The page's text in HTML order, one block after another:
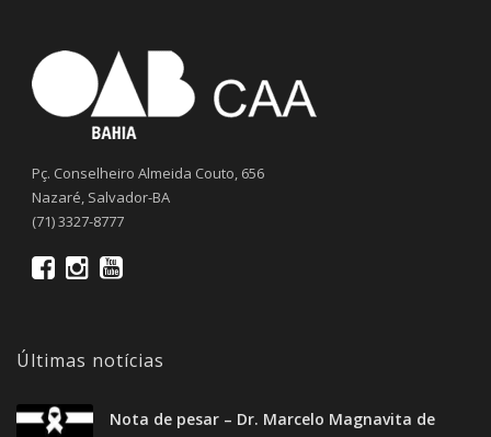
Pç. Conselheiro Almeida Couto, 656
Nazaré, Salvador-BA
(71) 3327-8777
Últimas notícias
Nota de pesar – Dr. Marcelo Magnavita de